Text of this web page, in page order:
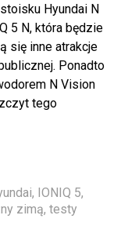
Hyundai N
5 N, która będzie
się inne atrakcje
Ponadto
N Vision
tego
, IONIQ 5,
zimą, testy